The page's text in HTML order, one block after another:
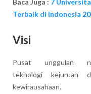
Terbaik di Indonesia
Visi
Pusat unggulan
teknologi kejuruan
kewirausahaan.